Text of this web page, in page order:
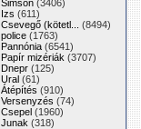
Simson (3406)
Izs (611)
Csevegő (kötetl...
(8494)
police (1763)
Pannónia (6541)
Papír mizériák (3707)
Dnepr (125)
Ural (61)
Átépítés (910)
Versenyzés (74)
Csepel (1960)
Junak (318)